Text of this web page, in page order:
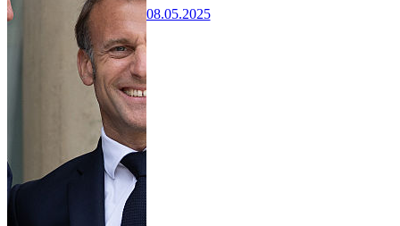
08.05.2025